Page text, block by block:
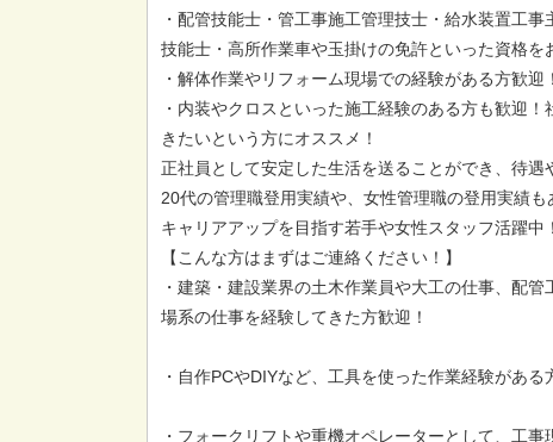
・配管技能士・管工事施工管理技士・給水装置工
技能士・高所作業車や玉掛けの免許といった資格を
・解体作業やリフォーム現場での経験がある方歓迎！
・内装やクロスといった施工経験のある方も歓迎
きたいという方にオススメ！
正社員として安定した生活を送ることができ、待遇
20代の管理職登用実績や、女性管理職の登用実績も
キャリアアップを目指す若手や女性スタッフ活躍中！
【こんな方はまずはご連絡ください！】
・建築・建設業界の土木作業員や大工の仕事、配
場系の仕事を経験してきた方歓迎！
・自作PCやDIYなど、工具を使った作業経験がある
・フォークリフトや重機オペレーターとして、工